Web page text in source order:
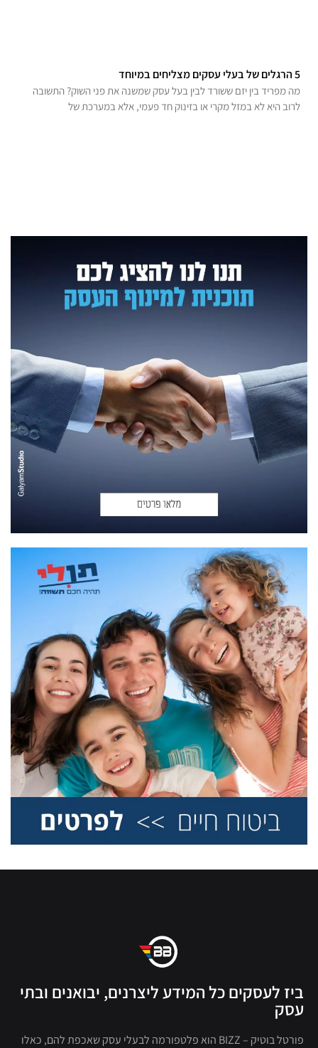
5 הרגלים של בעלי עסקים מצליחים במיוחד
מה מפריד בין יזם ששורד לבין בעל עסק שמשנה את פני השוק? התשובה
לרוב היא לא במזל מקרי או בזינוק חד פעמי, אלא במערכת של
ביז לעסקים כל המידע ליצרנים, יבואנים ובתי
עסק
פורטל בוטיק – BIZZ הוא פלטפורמה לבעלי עסק שאכפת להם, כאלו